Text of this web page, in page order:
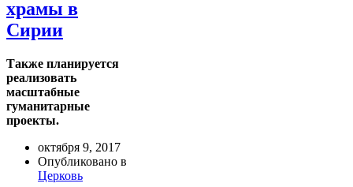
храмы в
Сирии
Также планируется
реализовать
масштабные
гуманитарные
проекты.
октября 9, 2017
Опубликовано в
Церковь